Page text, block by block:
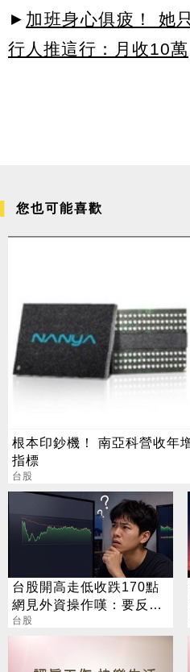
► 加班身心俱疲！ 她
行人推這行：月收10萬
您也可能喜歡
根本印鈔機！ 南亞科營收年
指標
台股
台股開高走低收跌170點
網見外資操作嘆：要反轉
了嗎？
台股